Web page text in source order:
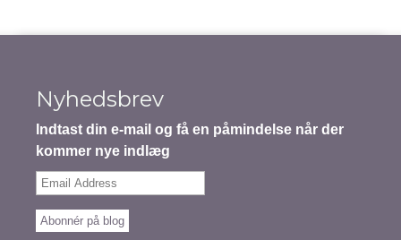
Nyhedsbrev
Indtast din e-mail og få en påmindelse når der
kommer nye indlæg
Email
Abonnér på blog